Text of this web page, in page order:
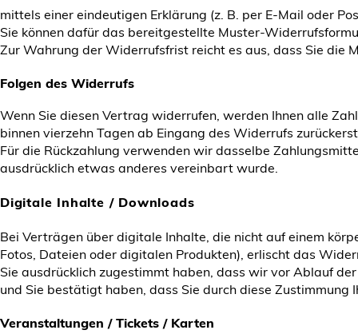
mittels einer eindeutigen Erklärung (z. B. per E-Mail oder
Sie können dafür das bereitgestellte Muster-
Zur Wahrung der Widerrufsfrist reicht es aus, dass Sie die
Folgen des Widerrufs
Wenn Sie diesen Vertrag widerrufen, werden Ihnen alle
binnen vierzehn Tagen ab Eingang des Widerrufs
Für die Rückzahlung verwenden wir dasselbe
ausdrücklich etwas anderes vereinbart wurde.
Digitale Inhalte / Downloads
Bei Verträgen über digitale Inhalte, die nicht auf einem
Fotos, Dateien oder digitalen Produkten), erlischt das
Sie ausdrücklich zugestimmt haben, dass wir vor Ablauf
und Sie bestätigt haben, dass Sie durch diese Zustimmung
Veranstaltungen / Tickets / Karten